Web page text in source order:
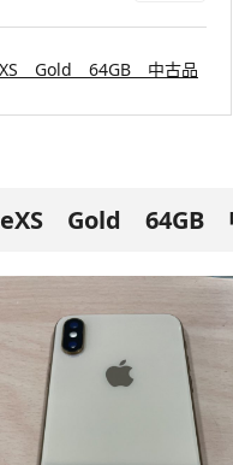
Gold 64GB 中古品
Gold 64GB